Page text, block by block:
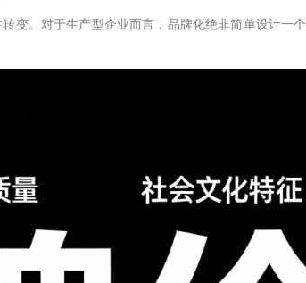
转变。对于生产型企业而言，品牌化绝非简单设计一个